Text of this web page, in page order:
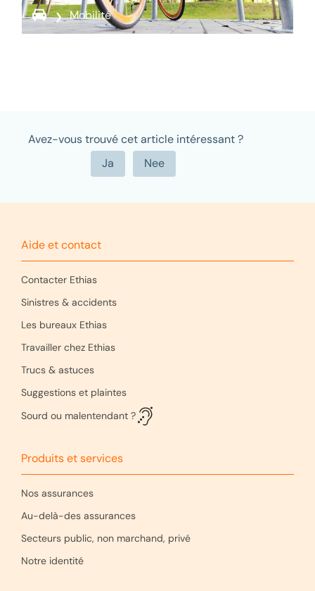
Mobilité
Avez-vous trouvé cet article intéressant ?
Aide et contact
Contacter Ethias
Sinistres & accidents
Les bureaux Ethias
Travailler chez Ethias
Trucs & astuces
Suggestions et plaintes
Sourd ou malentendant ?
Produits et services
Nos assurances
Au-delà-des assurances
Secteurs public, non marchand, privé
Notre identité